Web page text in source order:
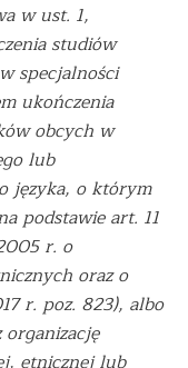
w ust. 1,
studiów
specjalności
ukończenia
obcych w
lub
języka, o którym
podstawie art. 11
r. o
oraz o
r. poz. 823), albo